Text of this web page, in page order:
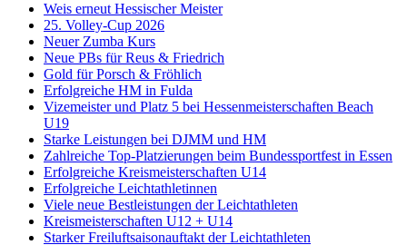
Weis erneut Hessischer Meister
25. Volley-Cup 2026
Neuer Zumba Kurs
Neue PBs für Reus & Friedrich
Gold für Porsch & Fröhlich
Erfolgreiche HM in Fulda
Vizemeister und Platz 5 bei Hessenmeisterschaften Beach
U19
Starke Leistungen bei DJMM und HM
Zahlreiche Top-Platzierungen beim Bundessportfest in Essen
Erfolgreiche Kreismeisterschaften U14
Erfolgreiche Leichtathletinnen
Viele neue Bestleistungen der Leichtathleten
Kreismeisterschaften U12 + U14
Starker Freiluftsaisonauftakt der Leichtathleten